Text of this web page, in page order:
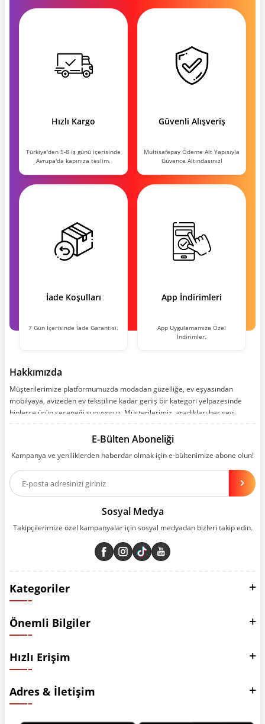
Hızlı Kargo
Türkiye'den 5-8 iş günü içerisinde
Avrupa'da kapınıza teslim.
Güvenli Alışveriş
Multisafepay Ödeme Alt Yapısıyla
Güvence Altındasınız!
İade Koşulları
7 Gün İçerisinde İade Garantisi.
App İndirimleri
App Uygulamamıza Özel
İndirimler.
Hakkımızda
Müşterilerimize platformumuzda modadan güzelliğe, ev eşyasından
mobilyaya, avizeden ev tekstiline kadar geniş bir kategori yelpazesinde
binlerce ürün seçeneği sunuyoruz. Müşterilerimiz, aradıkları her şeyi
kusursuz ve keyifli bir alışveriş yolculuğu sunarken deneyiminize değer
Aynı zamanda App uygulamımızı kullanan müşterilerimize özel indirim
olanakları sunuyoruz. Çalışmalarımızı müşterilerimizin memnuniyetini
esas alarak yürütüyoruz.
E-Bülten Aboneliği
Kampanya ve yeniliklerden haberdar olmak için e-bültenimize abone olun!
Sosyal Medya
Takipçilerimize özel kampanyalar için sosyal medyadan bizleri takip edin.
Kategoriler
Önemli Bilgiler
Hızlı Erişim
Adres & İletişim